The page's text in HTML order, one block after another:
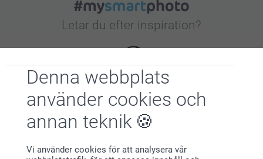
Denna webbplats
använder cookies och
annan teknik
Vi använder cookies för att analysera vår
Letar du efter inspiration?
Förstklassig kundservice